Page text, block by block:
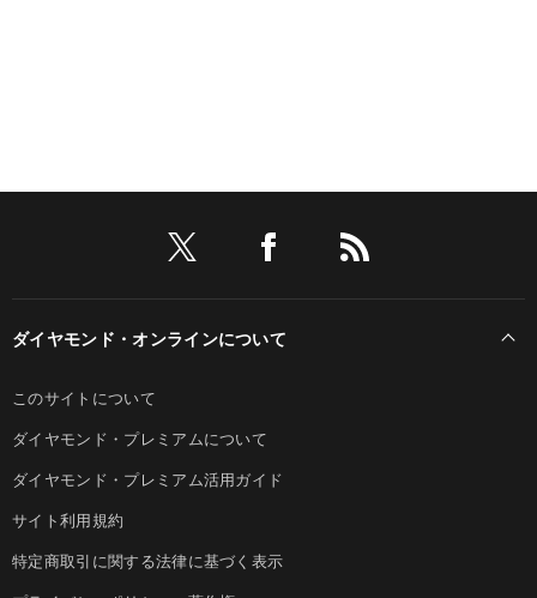
ダイヤモンド・オンラインについて
このサイトについて
ダイヤモンド・プレミアムについて
ダイヤモンド・プレミアム活用ガイド
サイト利用規約
特定商取引に関する法律に基づく表示